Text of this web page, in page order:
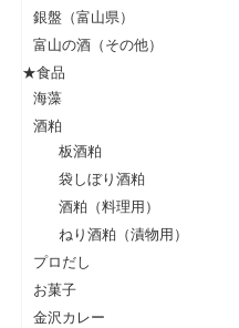
銀盤（富山県）
富山の酒（その他）
★食品
海藻
酒粕
板酒粕
袋しぼり酒粕
酒粕（料理用）
ねり酒粕（漬物用）
プロだし
お菓子
金沢カレー